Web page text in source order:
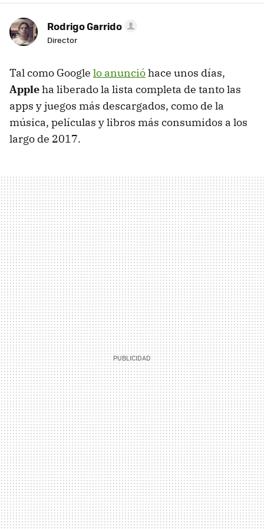
Rodrigo Garrido
Director
Tal como Google lo anuncióhace unos días,
Appleha liberado la lista completa de tanto las
apps y juegos más descargados, como de la
música, películas y libros más consumidos a los
largo de 2017.